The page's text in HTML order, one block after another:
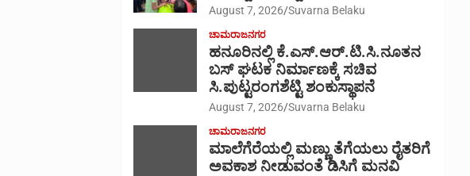
August 7, 2026 Suvarna Belaku
ಚಾಮರಾಜನಗರ
ಹನೂರಿನಲ್ಲಿ ಕೆ.ಎಸ್.ಆರ್.ಟಿ.ಸಿ.ನೂತನ
ಬಸ್ ಘಟಕ ನಿರ್ಮಾಣಕ್ಕೆ ಸಚಿವ
ಸಿ.ಪುಟ್ಟರಂಗಶೆಟ್ಟಿ ಶಂಕುಸ್ಥಾಪನೆ
August 7, 2026 Suvarna Belaku
ಚಾಮರಾಜನಗರ
ಮಾಲೆಗೆರೆಯಲ್ಲಿ ಮಣ್ಣು ತೆಗೆಯಲು ರೈತರಿಗೆ
ಅವಕಾಶ ನೀಡುವಂತೆ ಡಿಸಿಗೆ ಮನವಿ